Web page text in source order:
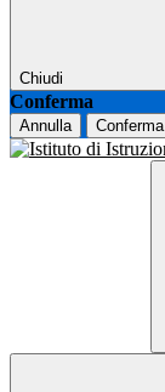
Chiudi
Conferma
Annulla Conferma